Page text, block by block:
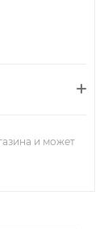
и может